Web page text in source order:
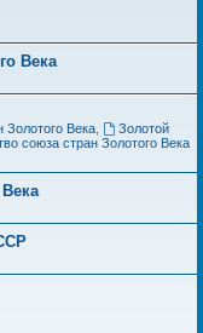
Века
Золотого Века,
Золотой
союза стран Золотого Века